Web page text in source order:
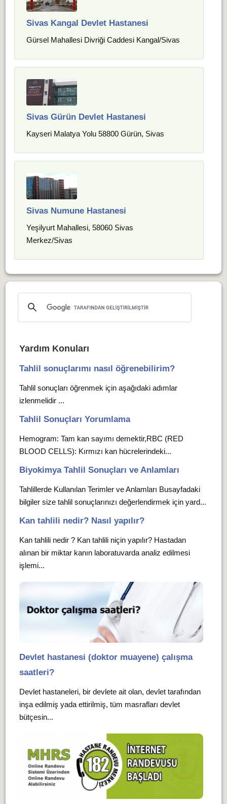
Sivas Kangal Devlet Hastanesi
Gürsel Mahallesi Divriği Caddesi Kangal/Sivas
Sivas Gürün Devlet Hastanesi
Kayseri Malatya Yolu 58800 Gürün, Sivas
Sivas Numune Hastanesi
Yeşilyurt Mahallesi, 58060 Sivas
Merkez/Sivas
Yardım Konuları
Tahlil sonuçlarımı nasıl öğrenebilirim?
Tahlil sonuçları öğrenmek için aşağıdaki adımlar
izlenmelidir ...
Tahlil Sonuçları Yorumlama
Hemogram: Tam kan sayımı demektir,RBC (RED
BLOOD CELLS): Kırmızı kan hücrelerindeki...
Biyokimya Tahlil Sonuçları ve Anlamları
Tahlillerde Kullanılan Terimler ve Anlamları Busayfadaki
bilgiler size tahlil sonuçlarınızı değerlendirmek için yard...
Kan tahlili nedir? Nasıl yapılır?
Kan tahlili nedir ? Kan tahlili niçin yapılır? Hastadan
alınan bir miktar kanın laboratuvarda analiz edilmesi
işlemi...
Devlet hastanesi (doktor muayene) çalışma
saatleri?
Devlet hastaneleri, bir devlete ait olan, devlet tarafından
inşa edilmiş yada ettirilmiş, tüm masrafları devlet
bütçesin...